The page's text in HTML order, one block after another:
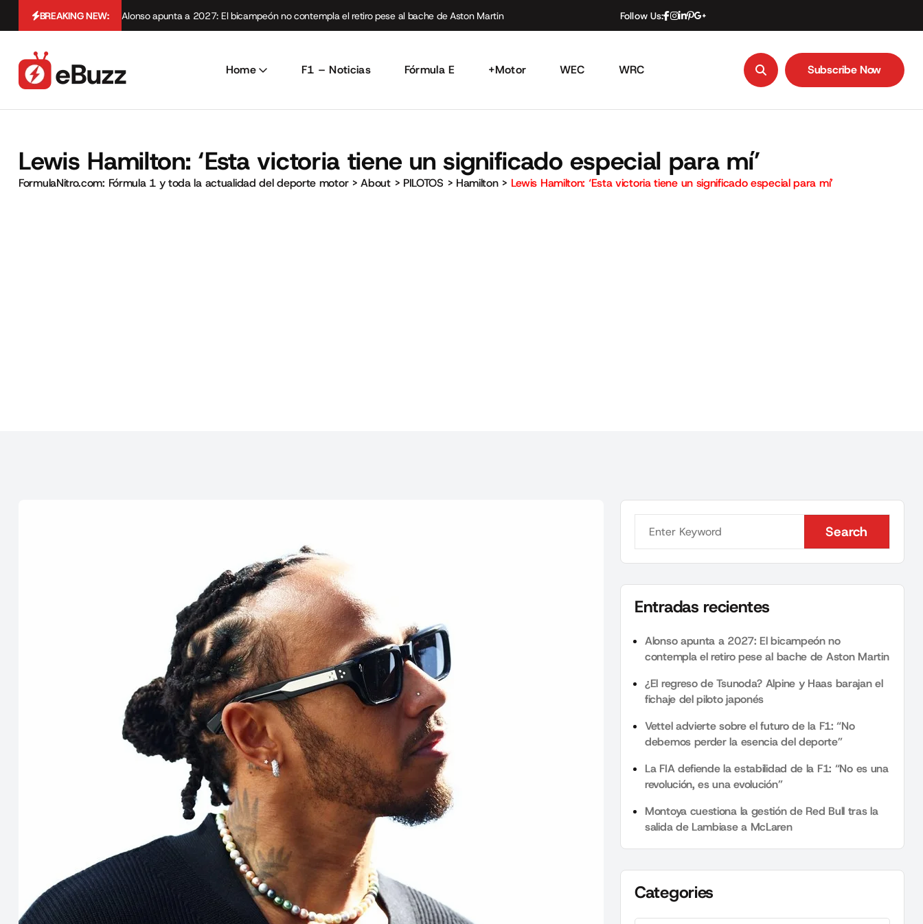
BREAKING NEW: Alonso apunta a 2027: El bicampeón no contempla el retiro pese al bache de Aston Martin Follow Us:
Home F1 – Noticias Fórmula E +Motor WEC WRC Subscribe Now
Lewis Hamilton: ‘Esta victoria tiene un significado especial para mí’
FormulaNitro.com: Fórmula 1 y toda la actualidad del deporte motor>About> PILOTOS > Hamilton> Lewis Hamilton: ‘Esta victoria tiene un significado especial para mí’
Search
Search
Entradas recientes
Alonso apunta a 2027: El bicampeón no
contempla el retiro pese al bache de Aston Martin
¿El regreso de Tsunoda? Alpine y Haas barajan el
fichaje del piloto japonés
Vettel advierte sobre el futuro de la F1: “No
debemos perder la esencia del deporte”
La FIA defiende la estabilidad de la F1: “No es una
revolución, es una evolución”
Montoya cuestiona la gestión de Red Bull tras la
salida de Lambiase a McLaren
Categories